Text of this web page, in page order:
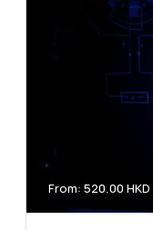
From: 520.00 HKD